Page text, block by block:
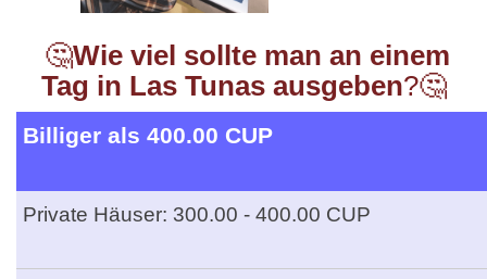
🤔Wie viel sollte man an einem
Tag in Las Tunas ausgeben?🤔
Billiger als 400.00 CUP
Private Häuser: 300.00 - 400.00 CUP